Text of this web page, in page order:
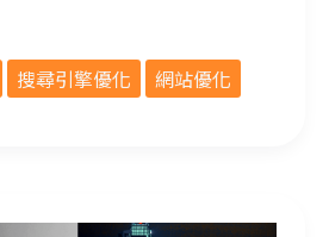
搜尋引擎優化 網站優化